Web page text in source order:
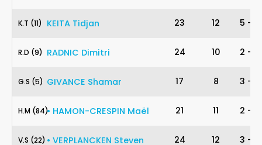
11 KEITA Tidjan
K.T (11) 23 12 5 -
9 RADNIC Dimitri
R.D (9) 24 10 2 -
5 GIVANCE Shamar
G.S (5) 17 8 3 -
84 • HAMON-CRESPIN Maël
H.M (84) 21 11 2 -
22 • VERPLANCKEN Steven
V.S (22) 24 12 3 -